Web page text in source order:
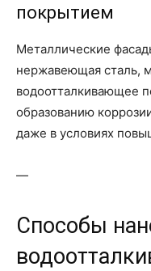
покрытием
Металлические
нержавеющая сталь,
водоотталкивающее
образованию
даже в условиях
—
Способы